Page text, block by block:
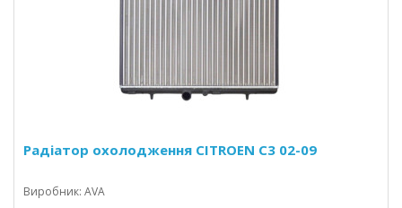
Радіатор охолодження CITROEN C3 02-09
Виробник: AVA